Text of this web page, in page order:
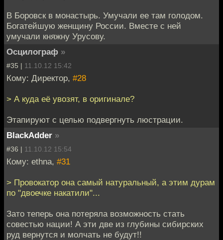
В Боровск в монастырь. Умучали ее там голодом.
Богатейшую женщину России. Вместе с ней
умучали княжну Урусову.
Осцилограф »
#35 | 11.10.12 15:42
Кому: Директор, #28
> А куда её увозят, в оригинале?
Этапируют с целью подвергнуть люстрации.
BlackAdder »
#36 | 11.10.12 15:54
Кому: ethna, #31
> Провокатор она самый натуральный, а этим дурам
по "двоечке накатили"...
Зато теперь она потеряла возможность стать
совестью нации! А эти две из глубины сибирских
руд вернутся и молчать не будут!!